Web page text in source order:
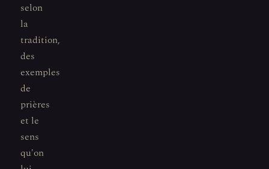
selon
la
tradition,
des
exemples
de
prières
et le
sens
qu'on